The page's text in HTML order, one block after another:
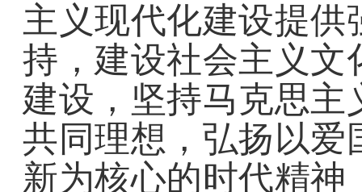
主义现代化建设提
持，建设社会主义文
建设，坚持马克思
共同理想，弘扬以爱
新为核心的时代精